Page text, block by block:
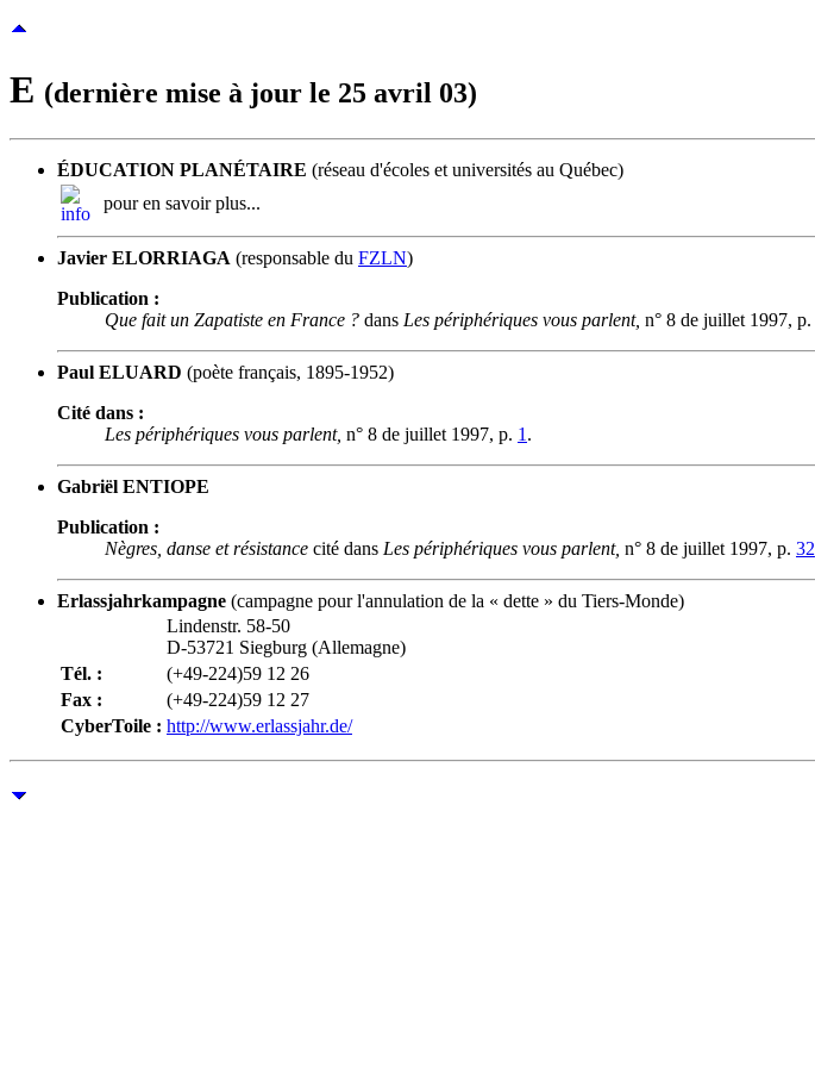
E (dernière mise à jour le 25 avril 03)
ÉDUCATION PLANÉTAIRE (réseau d'écoles et universités au Québec)
pour en savoir plus...
Javier ELORRIAGA (responsable du FZLN)
Publication :
Que fait un Zapatiste en France ? dans Les périphériques vous parlent, n° 8 de juillet 1997, p.
Paul ELUARD (poète français, 1895-1952)
Cité dans :
Les périphériques vous parlent, n° 8 de juillet 1997, p. 1 .
Gabriël ENTIOPE
Publication :
Nègres, danse et résistance cité dans Les périphériques vous parlent, n° 8 de juillet 1997, p. 32
Erlassjahrkampagne (campagne pour l'annulation de la « dette » du Tiers-Monde)
Lindenstr. 58-50
D-53721 Siegburg (Allemagne)
Tél. :
(+49-224)59 12 26
Fax :
(+49-224)59 12 27
CyberToile : http://www.erlassjahr.de/